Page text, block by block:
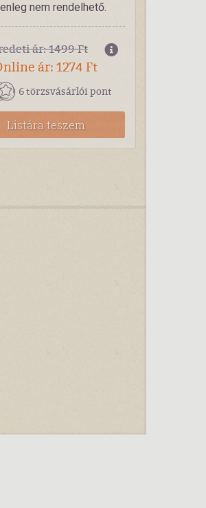
nem rendelhető.
ár: 1499 Ft
ár: 1274 Ft
6 törzsvásárlói pont
Listára teszem